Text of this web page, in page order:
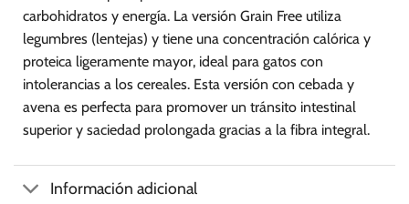
carbohidratos y energía. La versión Grain Free utiliza
legumbres (lentejas) y tiene una concentración calórica y
proteica ligeramente mayor, ideal para gatos con
intolerancias a los cereales. Esta versión con cebada y
avena es perfecta para promover un tránsito intestinal
superior y saciedad prolongada gracias a la fibra integral.
Información adicional